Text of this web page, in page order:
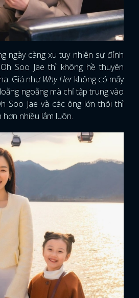
x
NHẬP
ngày càng xu tuy nhiên sự đỉnh
Soo Jae thì không hề thuyên
Giá như Why Herkhông có mấy
ngoằng mà chỉ tập trung vào
Soo Jae và các ông lớn thôi thì
nhiều lắm luôn.